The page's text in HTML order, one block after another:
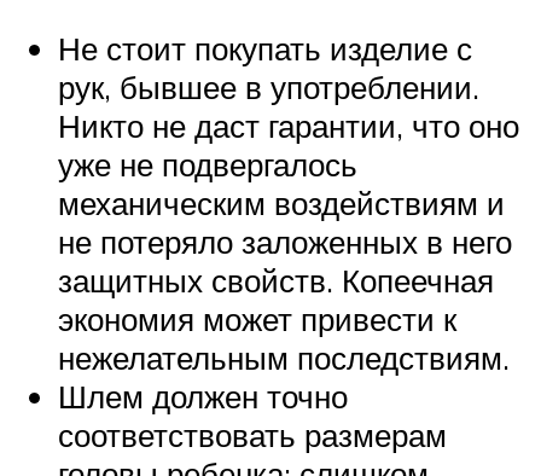
Не стоит покупать изделие с
рук, бывшее в употреблении.
Никто не даст гарантии, что оно
уже не подвергалось
механическим воздействиям и
не потеряло заложенных в него
защитных свойств. Копеечная
экономия может привести к
нежелательным последствиям.
Шлем должен точно
соответствовать размерам